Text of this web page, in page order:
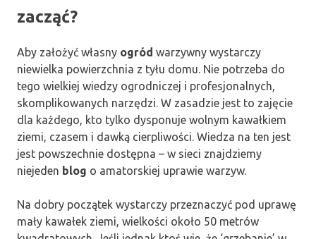
zacząć?
Aby założyć własny ogród warzywny wystarczy
niewielka powierzchnia z tyłu domu. Nie potrzeba do
tego wielkiej wiedzy ogrodniczej i profesjonalnych,
skomplikowanych narzędzi. W zasadzie jest to zajęcie
dla każdego, kto tylko dysponuje wolnym kawałkiem
ziemi, czasem i dawką cierpliwości. Wiedza na ten jest
jest powszechnie dostępna – w sieci znajdziemy
niejeden blog o amatorskiej uprawie warzyw.
Na dobry początek wystarczy przeznaczyć pod uprawę
mały kawałek ziemi, wielkości około 50 metrów